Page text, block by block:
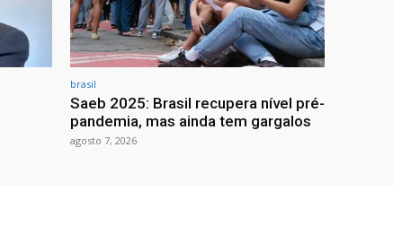
brasil
Saeb 2025: Brasil recupera nível pré-
pandemia, mas ainda tem gargalos
agosto 7, 2026